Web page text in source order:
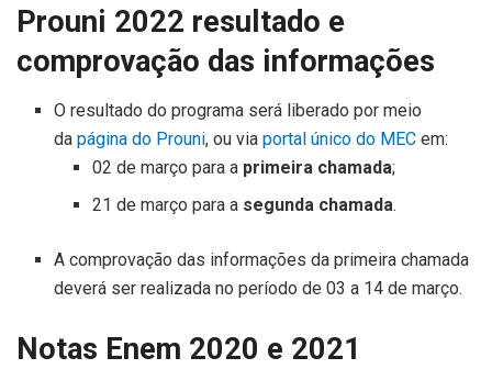
Prouni 2022 resultado e
comprovação das informações
O resultado do programa será liberado por meio
dapágina do Prouni, ou viaportal único do MEC em:
02 de março para a primeira chamada;
21 de março para a segunda chamada.
A comprovação das informações da primeira chamada
deverá ser realizada no período de 03 a 14 de março.
Notas Enem 2020 e 2021